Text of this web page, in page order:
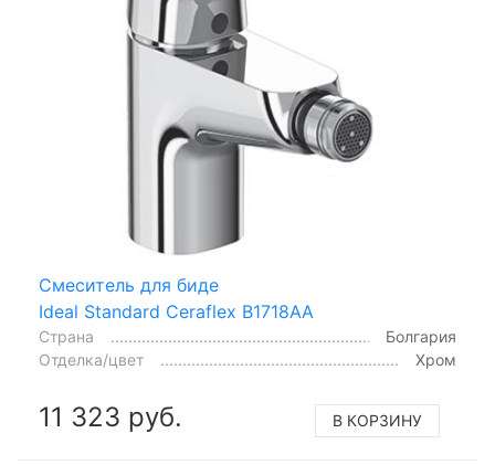
Смеситель для биде
Ideal Standard Ceraflex B1718AA
Страна
Болгария
Отделка/цвет
Хром
11 323 руб. В КОРЗИНУ